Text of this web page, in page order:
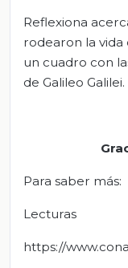
Reflexiona
rodearon la vida
un cuadro con
de Galileo Galilei.
Para saber más:
Lecturas
https://